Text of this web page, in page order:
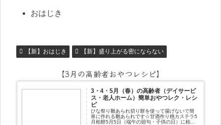
おはじき
【新】おはじき 【新】盛り上がる密にならない
【3月の高齢者おやつレシピ】
3・4・5月（春）の高齢者（デイサービ
ス・老人ホーム）簡単おやつレク・レシ
ピ
ひな祭り雛あられ切り餅を使って揚げないで簡
単に作れる雛あられです☆甘酒作り桃カステラ5
月柏餅5月5日（端午の節句・子供の日）に柏餅